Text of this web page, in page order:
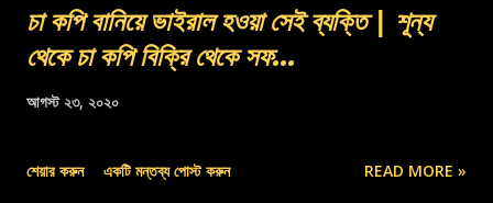
চা কপি বানিয়ে ভাইরাল হওয়া সেই ব্যক্তি | শূন্য
থেকে চা কপি বিক্রি থেকে সফ...
আগস্ট ২৩, ২০২০
শেয়ার করুন একটি মন্তব্য পোস্ট করুন READ MORE »